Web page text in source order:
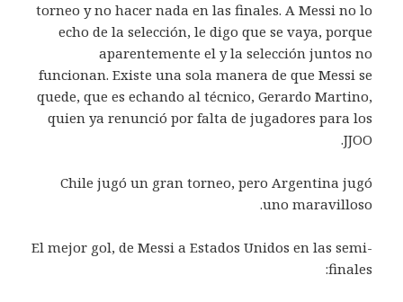
torneo y no hacer nada en las finales. A Messi no lo
echo de la selección, le digo que se vaya, porque
aparentemente el y la selección juntos no
funcionan. Existe una sola manera de que Messi se
quede, que es echando al técnico, Gerardo Martino,
quien ya renunció por falta de jugadores para los
JJOO.
Chile jugó un gran torneo, pero Argentina jugó
uno maravilloso.
El mejor gol, de Messi a Estados Unidos en las semi-
finales: